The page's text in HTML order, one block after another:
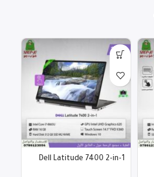
Dell Latitude 7400 2-in-1